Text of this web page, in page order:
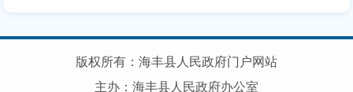
版权所有：海丰县人民政府门户网站
主办：海丰县人民政府办公室